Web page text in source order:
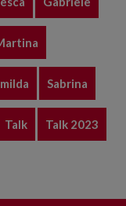
Sabrina
Talk Talk 2023